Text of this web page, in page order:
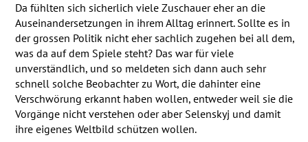
Da fühlten sich sicherlich viele Zuschauer eher an die
Auseinandersetzungen in ihrem Alltag erinnert. Sollte es in
der grossen Politik nicht eher sachlich zugehen bei all dem,
was da auf dem Spiele steht? Das war für viele
unverständlich, und so meldeten sich dann auch sehr
schnell solche Beobachter zu Wort, die dahinter eine
Verschwörung erkannt haben wollen, entweder weil sie die
Vorgänge nicht verstehen oder aber Selenskyj und damit
ihre eigenes Weltbild schützen wollen.